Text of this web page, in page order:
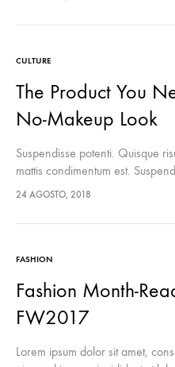
CULTURE
The Product You
No-Makeup Look
Suspendisse potenti. Quisque
mattis condimentum est.
lectus euismod accumsan. Nam
24 AGOSTO, 2018
FASHION
Fashion Month-
FW2017
Lorem ipsum dolor sit amet,